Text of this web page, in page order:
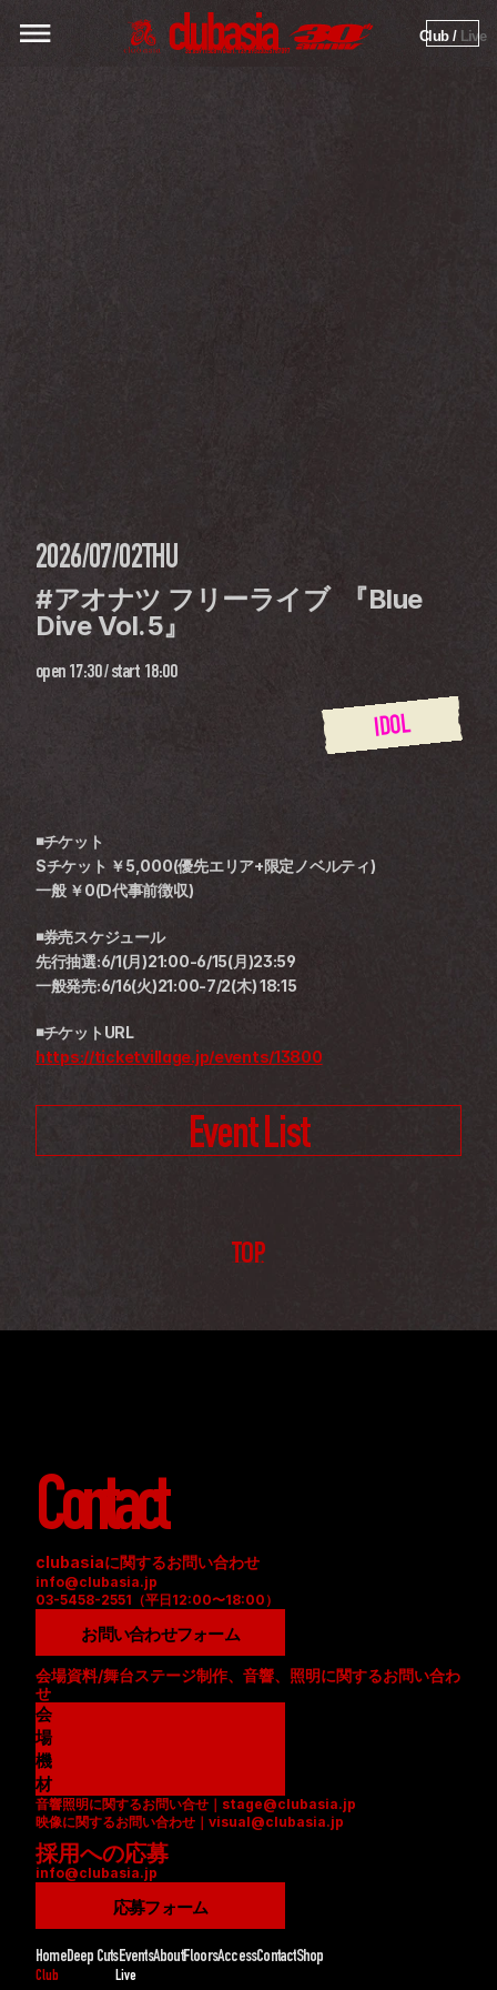
Club / Live
2026/07/02THU
#アオナツ フリーライブ  『Blue
Dive Vol.5』
open 17:30 / start 18:00
IDOL
◾チケット
Sチケット ￥5,000(優先エリア+限定ノベルティ)
一般 ￥0(D代事前徴収)
◾券売スケジュール
先行抽選:6/1(月)21:00-6/15(月)23:59
一般発売:6/16(火)21:00-7/2(木) 18:15
◾チケットURL
https://ticketvillage.jp/events/13800
Event List
TOP
Contact
clubasiaに関するお問い合わせ
info@clubasia.jp
03-5458-2551（平日12:00〜18:00）
お問い合わせフォーム
会場資料/舞台ステージ制作、音響、照明に関するお問い合わ
せ
会
場
資
料
(
P
D
F
機
材
リ
ス
ト
(
D
F
)
音響照明に関するお問い合せ｜stage@clubasia.jp
映像に関するお問い合わせ｜visual@clubasia.jp
採用への応募
info@clubasia.jp
応募フォーム
HomeDeep CutsEventsAboutFloorsAccessContactShop
Club Live